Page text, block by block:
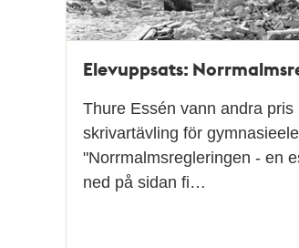
Elevuppsats:
Thure Essén vann andra
skrivartävling för
"Norrmalmsregleringen - en
ned på sidan fi…